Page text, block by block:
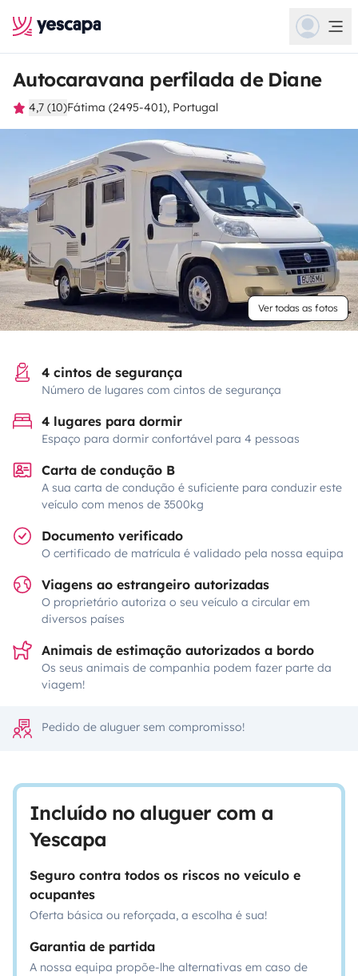
Autocaravana perfilada de Diane
4,7 (10)Fátima (2495-401), Portugal
Ver todas as fotos
4 cintos de segurança
Número de lugares com cintos de segurança
4 lugares para dormir
Espaço para dormir confortável para 4 pessoas
Carta de condução B
A sua carta de condução é suficiente para conduzir este
veículo com menos de 3500kg
Documento verificado
O certificado de matrícula é validado pela nossa equipa
Viagens ao estrangeiro autorizadas
O proprietário autoriza o seu veículo a circular em
diversos países
Animais de estimação autorizados a bordo
Os seus animais de companhia podem fazer parte da
viagem!
Pedido de aluguer sem compromisso!
Incluído no aluguer com a
Yescapa
Seguro contra todos os riscos no veículo e
ocupantes
Oferta básica ou reforçada, a escolha é sua!
Garantia de partida
A nossa equipa propõe-lhe alternativas em caso de